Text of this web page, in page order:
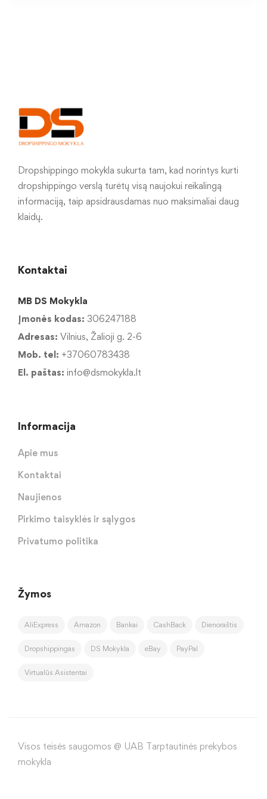
Dropshippingo mokykla sukurta tam, kad norintys kurti
dropshippingo verslą turėtų visą naujokui reikalingą
informaciją, taip apsidrausdamas nuo maksimaliai daug
klaidų.
Kontaktai
MB DS Mokykla
Įmonės kodas: 306247188
Adresas: Vilnius, Žalioji g. 2-6
Mob. tel: +37060783438
El. paštas: info@dsmokykla.lt
Informacija
Apie mus
Kontaktai
Naujienos
Pirkimo taisyklės ir sąlygos
Privatumo politika
Žymos
AliExpress Amazon Bankai CashBack Dienoraštis
Dropshippingas DS Mokykla eBay PayPal
Virtualūs Asistentai
Visos teisės saugomos @ UAB Tarptautinės prekybos
mokykla